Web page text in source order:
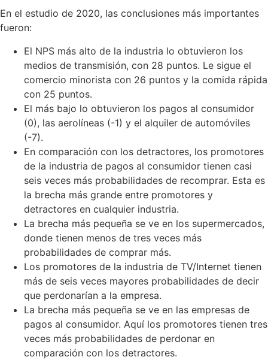
En el estudio de 2020, las conclusiones más importantes
fueron:
El NPS más alto de la industria lo obtuvieron los
medios de transmisión, con 28 puntos. Le sigue el
comercio minorista con 26 puntos y la comida rápida
con 25 puntos.
El más bajo lo obtuvieron los pagos al consumidor
(0), las aerolíneas (-1) y el alquiler de automóviles
(-7).
En comparación con los detractores, los promotores
de la industria de pagos al consumidor tienen casi
seis veces más probabilidades de recomprar. Esta es
la brecha más grande entre promotores y
detractores en cualquier industria.
La brecha más pequeña se ve en los supermercados,
donde tienen menos de tres veces más
probabilidades de comprar más.
Los promotores de la industria de TV/Internet tienen
más de seis veces mayores probabilidades de decir
que perdonarían a la empresa.
La brecha más pequeña se ve en las empresas de
pagos al consumidor. Aquí los promotores tienen tres
veces más probabilidades de perdonar en
comparación con los detractores.